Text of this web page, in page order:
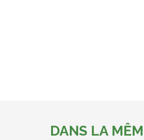
DANS LA